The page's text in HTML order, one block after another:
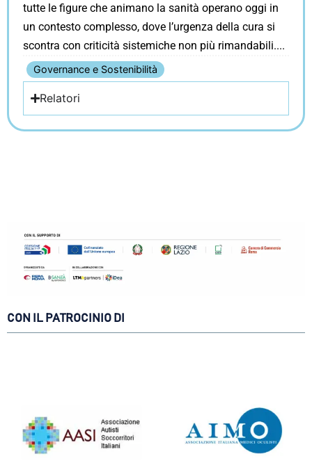
tutte le figure che animano la sanità operano oggi in
un contesto complesso, dove l’urgenza della cura si
scontra con criticità sistemiche non più rimandabili.
Governance e Sostenibilità
Relatori
CON IL PATROCINIO DI